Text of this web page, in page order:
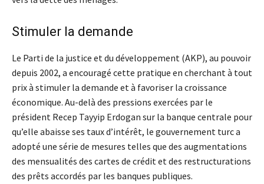
Stimuler la demande
Le Parti de la justice et du développement (AKP), au pouvoir
depuis 2002, a encouragé cette pratique en cherchant à tout
prix à stimuler la demande et à favoriser la croissance
économique. Au-delà des pressions exercées par le
président Recep Tayyip Erdogan sur la banque centrale pour
qu’elle abaisse ses taux d’intérêt, le gouvernement turc a
adopté une série de mesures telles que des augmentations
des mensualités des cartes de crédit et des restructurations
des prêts accordés par les banques publiques.